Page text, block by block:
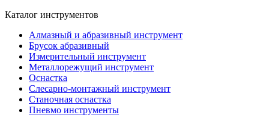
Каталог инструментов
Алмазный и абразивный инструмент
Брусок абразивный
Измерительный инструмент
Металлорежущий инструмент
Оснастка
Слесарно-монтажный инструмент
Станочная оснастка
Пневмо инструменты